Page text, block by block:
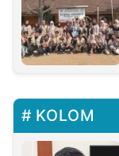
KOLOM